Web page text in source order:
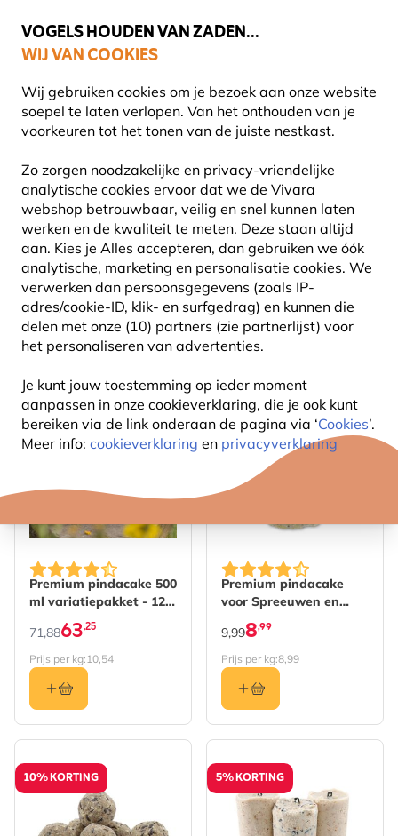
VOGELS HOUDEN VAN ZADEN...
WIJ VAN COOKIES
Wij gebruiken cookies om je bezoek aan onze website
soepel te laten verlopen. Van het onthouden van je
voorkeuren tot het tonen van de juiste nestkast.
Zo zorgen noodzakelijke en privacy-vriendelijke
analytische cookies ervoor dat we de Vivara
webshop betrouwbaar, veilig en snel kunnen laten
werken en de kwaliteit te meten. Deze staan altijd
aan. Kies je Alles accepteren, dan gebruiken we óók
analytische, marketing en personalisatie cookies. We
verwerken dan persoonsgegevens (zoals IP-
adres/cookie-ID, klik- en surfgedrag) en kunnen die
delen met onze (10) partners (zie partnerlijst) voor
het personaliseren van advertenties.
Je kunt jouw toestemming op ieder moment
aanpassen in onze cookieverklaring, die je ook kunt
bereiken via de link onderaan de pagina via ‘Cookies’.
Meer info: cookieverklaring en privacyverklaring
Gratis thuisbezorgd vanaf €49
VOGELVOER
Bij Vivara vind je hoogwaardig vogelvoer dat met veel
zorg speciaal is ontwikkeld voor vogels. We maken dit
met alleen de beste ingrediënten door eig Lees meer
154 Producten
12% KORTING
Premium pindacake 500
ml variatiepakket - 12
De prijs is afhankelijk van de gekozen opties op de
71,8863,25
Prijs per kg:10,54
10% KORTING
Premium pindacake
voor Spreeuwen en
Lijsters 1000 ml
8,99
9,99
Prijs per kg:8,99
10% KORTING 5% KORTING